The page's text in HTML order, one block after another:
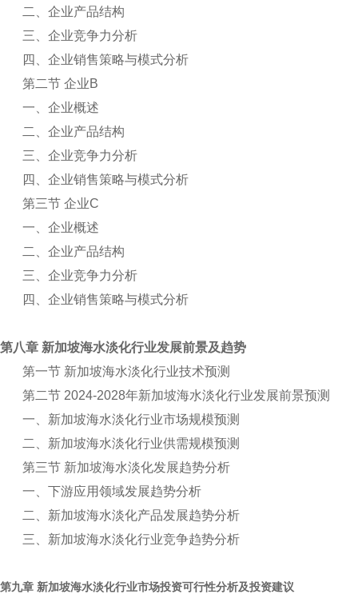
二、企业产品结构
三、企业竞争力分析
四、企业销售策略与模式分析
第二节 企业B
一、企业概述
二、企业产品结构
三、企业竞争力分析
四、企业销售策略与模式分析
第三节 企业C
一、企业概述
二、企业产品结构
三、企业竞争力分析
四、企业销售策略与模式分析
第八章 新加坡海水淡化行业发展前景及趋势
第一节 新加坡海水淡化行业技术预测
第二节 2024-2028年新加坡海水淡化行业发展前景预测
一、新加坡海水淡化行业市场规模预测
二、新加坡海水淡化行业供需规模预测
第三节 新加坡海水淡化发展趋势分析
一、下游应用领域发展趋势分析
二、新加坡海水淡化产品发展趋势分析
三、新加坡海水淡化行业竞争趋势分析
第九章 新加坡海水淡化行业市场投资可行性分析及投资建议